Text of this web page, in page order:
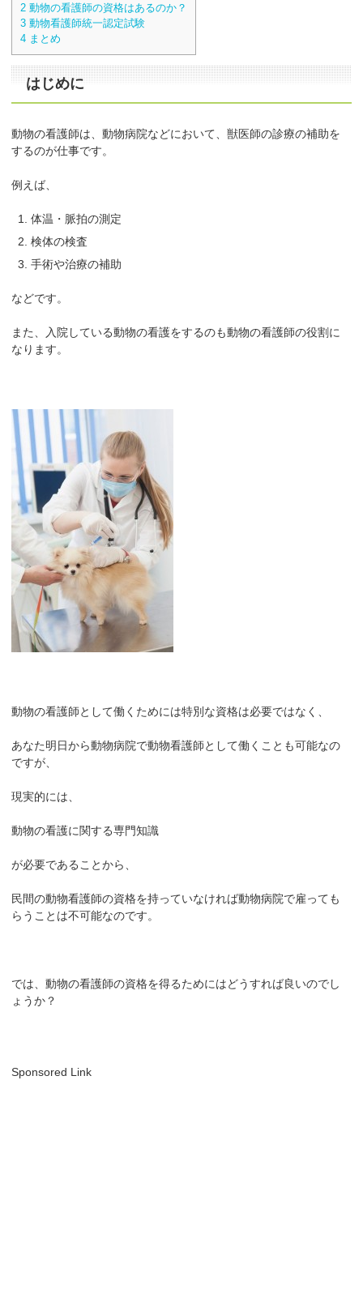
2 動物の看護師の資格はあるのか？
3 動物看護師統一認定試験
4 まとめ
はじめに
動物の看護師は、動物病院などにおいて、獣医師の診療の補助を
するのが仕事です。
例えば、
体温・脈拍の測定
検体の検査
手術や治療の補助
などです。
また、入院している動物の看護をするのも動物の看護師の役割に
なります。
動物の看護師として働くためには特別な資格は必要ではなく、
あなた明日から動物病院で動物看護師として働くことも可能なの
ですが、
現実的には、
動物の看護に関する専門知識
が必要であることから、
民間の動物看護師の資格を持っていなければ動物病院で雇っても
らうことは不可能なのです。
では、動物の看護師の資格を得るためにはどうすれば良いのでし
ょうか？
Sponsored Link